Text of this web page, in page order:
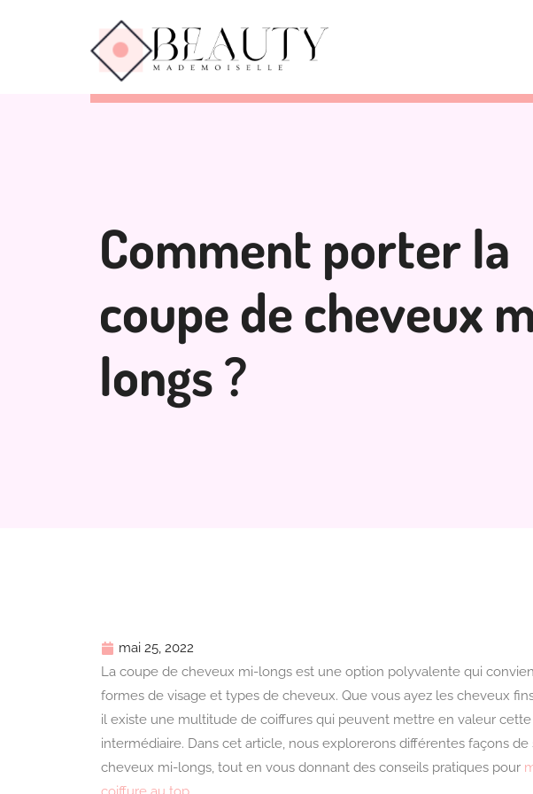
Comment porter la
coupe de cheveux
longs ?
mai 25, 2022
La coupe de cheveux mi-longs est une option polyvalente qui
formes de visage et types de cheveux. Que vous ayez les cheveux
il existe une multitude de coiffures qui peuvent mettre en valeur
intermédiaire. Dans cet article, nous explorerons différentes façons de
cheveux mi-longs, tout en vous donnant des conseils pratiques pour